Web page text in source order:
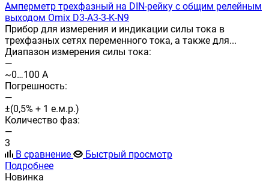
Амперметр трехфазный на DIN-рейку с общим релейным
выходом Omix D3-A3-3-K-N9
Прибор для измерения и индикации силы тока в
трехфазных сетях переменного тока, а также для...
Диапазон измерения силы тока:
—
~0…100 А
Погрешность:
—
±(0,5% + 1 е.м.р.)
Количество фаз:
—
3
В сравнение
Быстрый просмотр
Подробнее
Новинка